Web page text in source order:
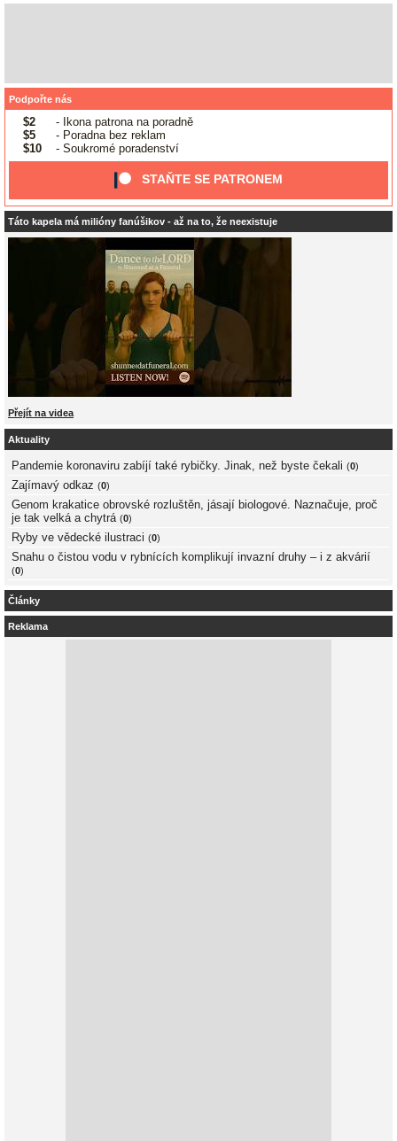
Podpořte nás
$2
- Ikona patrona na poradně
$5
- Poradna bez reklam
$10
- Soukromé poradenství
STAŇTE SE PATRONEM
Táto kapela má milióny fanúšikov - až na to, že neexistuje
Přejít na videa
Aktuality
Pandemie koronaviru zabíjí také rybičky. Jinak, než byste čekali (0)
Zajímavý odkaz (0)
Genom krakatice obrovské rozluštěn, jásají biologové. Naznačuje, proč
je tak velká a chytrá (0)
Ryby ve vědecké ilustraci (0)
Snahu o čistou vodu v rybnících komplikují invazní druhy – i z akvárií
(0)
Články
Reklama